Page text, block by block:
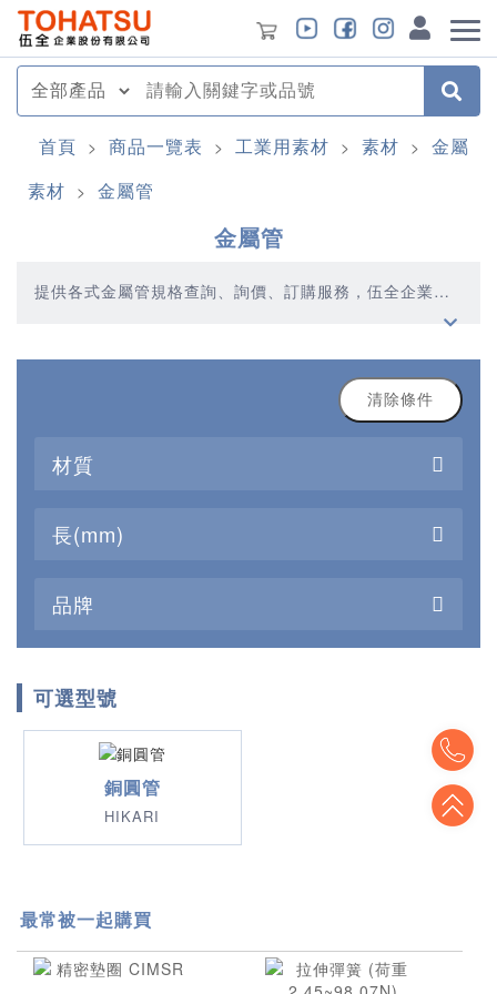
首頁 > 商品一覽表 > 工業用素材 > 素材 > 金屬
素材 > 金屬管
金屬管
提供各式金屬管規格查詢、詢價、訂購服務，伍全企業深
清除條件
材質
長(mm)
品牌
可選型號
銅圓管
HIKARI
最常被一起購買